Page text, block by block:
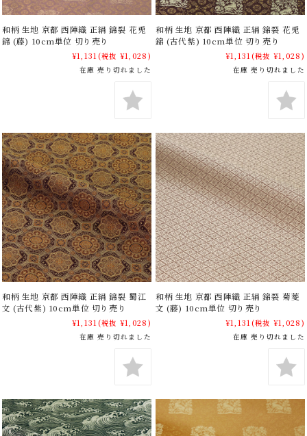
和柄 生地 京都 西陣織 正絹 錦裂 花兎
錦 (藤) 10cm単位 切り売り
¥1,131 (税抜 ¥1,028)
在庫 売り切れました
和柄 生地 京都 西陣織 正絹 錦裂 花兎
錦 (古代紫) 10cm単位 切り売り
¥1,131 (税抜 ¥1,028)
在庫 売り切れました
和柄 生地 京都 西陣織 正絹 錦裂 蜀江
文 (古代紫) 10cm単位 切り売り
¥1,131 (税抜 ¥1,028)
在庫 売り切れました
和柄 生地 京都 西陣織 正絹 錦裂 菊菱
文 (藤) 10cm単位 切り売り
¥1,131 (税抜 ¥1,028)
在庫 売り切れました